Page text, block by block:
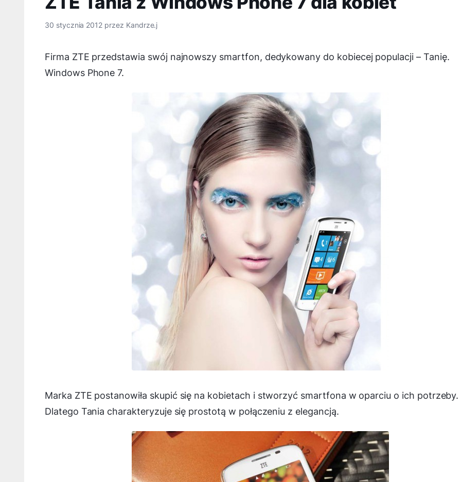
30 stycznia 2012 przez Kandrze.j
Firma ZTE przedstawia swój najnowszy smartfon, dedykowany do kobiecej populacji – Tanię.
Windows Phone 7.
Marka ZTE postanowiła skupić się na kobietach i stworzyć smartfona w oparciu o ich potrzeby.
Dlatego Tania charakteryzuje się prostotą w połączeniu z elegancją.